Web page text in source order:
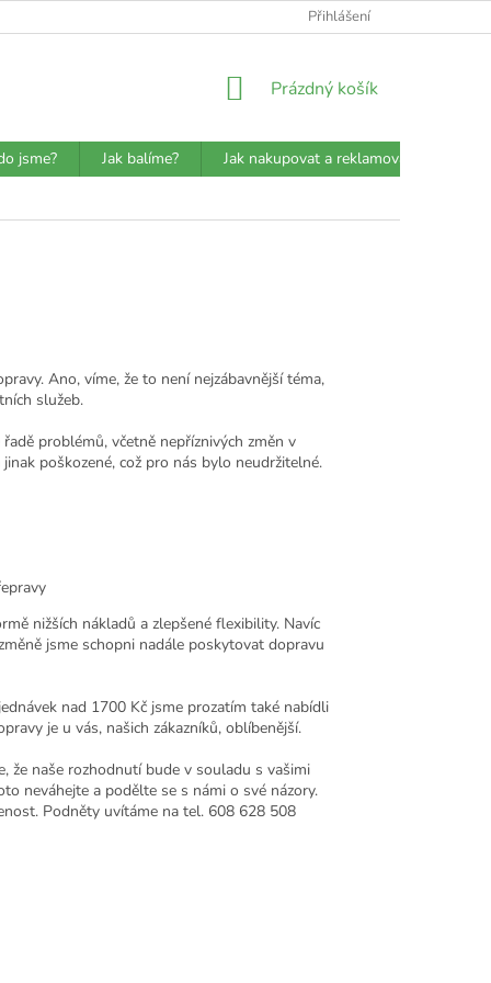
JAK BALÍME?
Přihlášení
NÁKUPNÍ
Prázdný košík
jsme? Jak balíme? Jak nakupovat a reklamovat?
Ano, víme, že to není nejzábavnější téma,
služeb.
problémů, včetně nepříznivých změn v
poškozené, což pro nás bylo neudržitelné.
nižších nákladů a zlepšené flexibility. Navíc
jsme schopni nadále poskytovat dopravu
nad 1700 Kč jsme prozatím také nabídli
je u vás, našich zákazníků, oblíbenější.
že naše rozhodnutí bude v souladu s vašimi
neváhejte a podělte se s námi o své názory.
Podněty uvítáme na tel. 608 628 508